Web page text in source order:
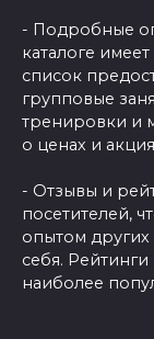
- Подробные
каталоге
список
групповые
тренировки и
о ценах и
- Отзывы и
посетителей,
опытом
себя.
наиболее